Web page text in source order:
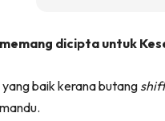
dicipta untuk
baik kerana butang